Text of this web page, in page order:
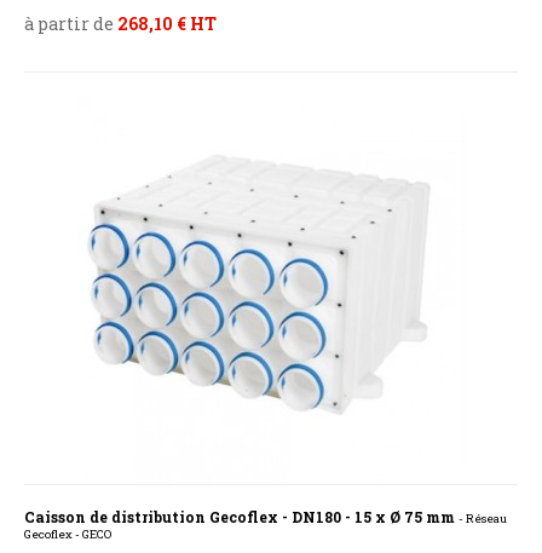
à partir de 268,10 € HT
Caisson de distribution Gecoflex - DN180 - 15 x Ø 75 mm - Réseau
Gecoflex - GECO